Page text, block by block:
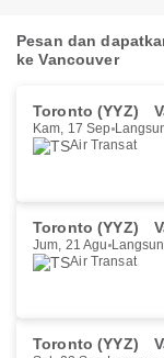
Pesan dan
ke Vancouver
Toronto (YYZ)
Kam, 17 Sep
Air Transat
Toronto (YYZ)
Jum, 21 Agu
Air Transat
Toronto (YYZ)